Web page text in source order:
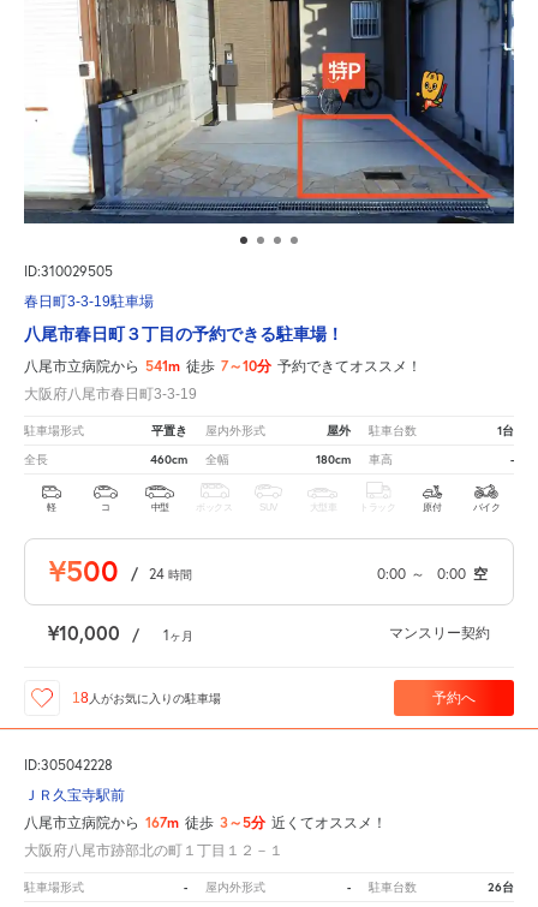
ID:310029505
春日町3-3-19駐車場
八尾市春日町３丁目の予約できる駐車場！
八尾市立病院から 541m 徒歩 7～10分 予約できてオススメ！
大阪府八尾市春日町3-3-19
駐車場形式 平置き 屋内外形式 屋外 駐車台数 1台
全長 460cm 全幅 180cm 車高 -
軽 コ 中型 ボックス SUV 大型車 トラック 原付 バイク
¥500 / 24 時間 0:00 ～ 0:00 空
¥10,000 / 1ヶ月 マンスリー契約
18人がお気に入りの駐車場 予約へ
ID:305042228
ＪＲ久宝寺駅前
八尾市立病院から 167m 徒歩 3～5分 近くてオススメ！
大阪府八尾市跡部北の町１丁目１２－１
駐車場形式 - 屋内外形式 - 駐車台数 26台